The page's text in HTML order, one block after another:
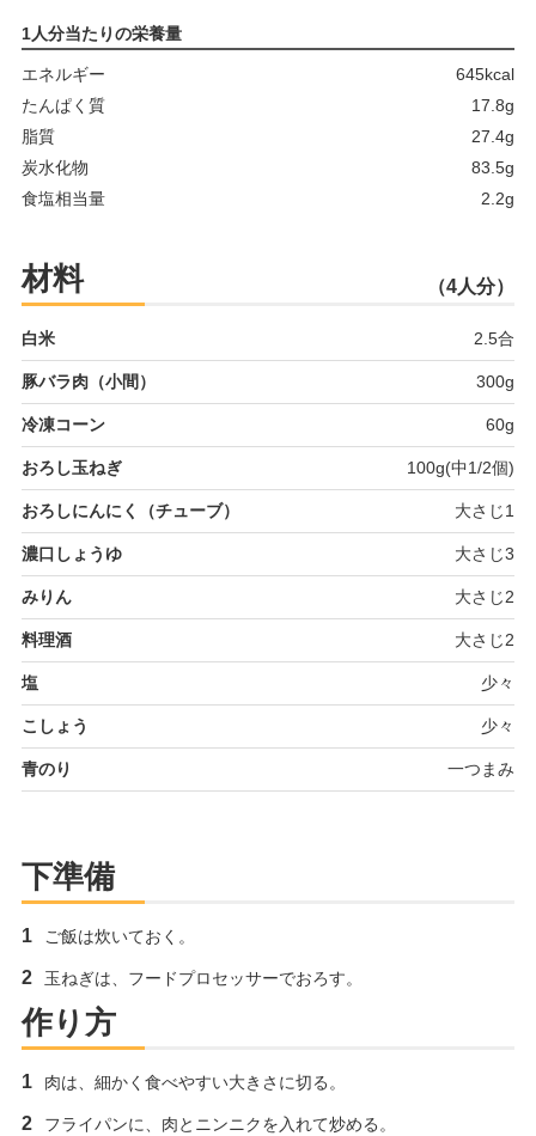
1人分当たりの栄養量
エネルギー
645kcal
たんぱく質
17.8g
脂質
27.4g
炭水化物
83.5g
食塩相当量
2.2g
材料 （4人分）
白米 2.5合
豚バラ肉（小間） 300g
冷凍コーン 60g
おろし玉ねぎ 100g(中1/2個)
おろしにんにく（チューブ） 大さじ1
濃口しょうゆ 大さじ3
みりん 大さじ2
料理酒 大さじ2
塩 少々
こしょう 少々
青のり 一つまみ
下準備
ご飯は炊いておく。
玉ねぎは、フードプロセッサーでおろす。
作り方
肉は、細かく食べやすい大きさに切る。
フライパンに、肉とニンニクを入れて炒める。